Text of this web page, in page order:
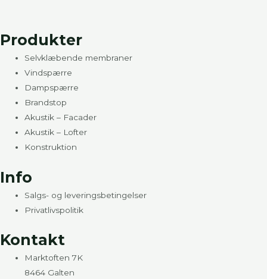
Produkter
Selvklæbende membraner
Vindspærre
Dampspærre
Brandstop
Akustik – Facader
Akustik – Lofter
Konstruktion
Info
Salgs- og leveringsbetingelser
Privatlivspolitik
Kontakt
Marktoften 7K
8464 Galten